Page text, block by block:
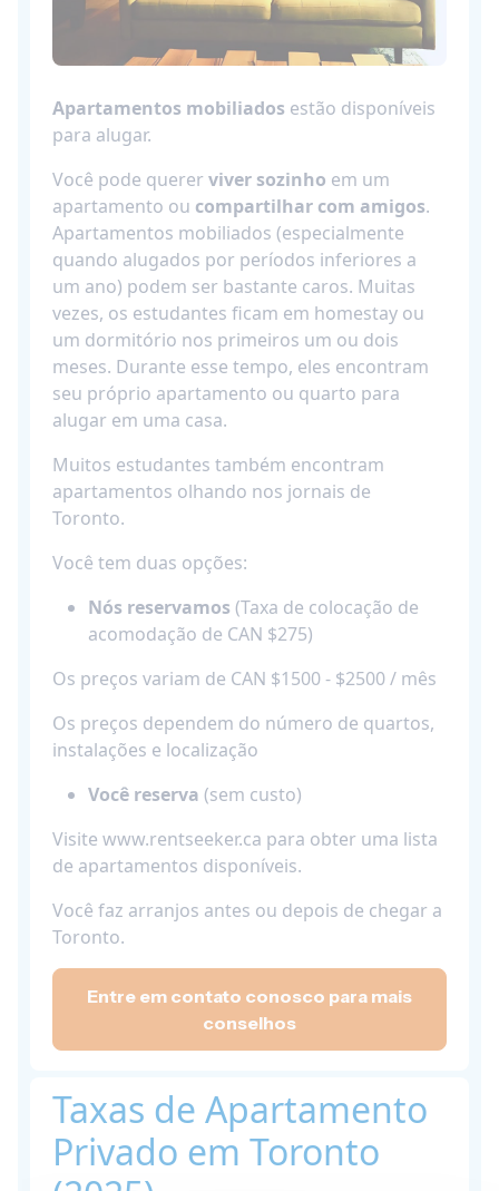
Apartamentos mobiliados estão disponíveis
para alugar.
Você pode querer viver sozinho em um
apartamento ou compartilhar com amigos.
Apartamentos mobiliados (especialmente
quando alugados por períodos inferiores a
um ano) podem ser bastante caros. Muitas
vezes, os estudantes ficam em homestay ou
um dormitório nos primeiros um ou dois
meses. Durante esse tempo, eles encontram
seu próprio apartamento ou quarto para
alugar em uma casa.
Muitos estudantes também encontram
apartamentos olhando nos jornais de
Toronto.
Você tem duas opções:
Nós reservamos (Taxa de colocação de
acomodação de CAN $275)
Os preços variam de CAN $1500 - $2500 / mês
Os preços dependem do número de quartos,
instalações e localização
Você reserva (sem custo)
Visite www.rentseeker.ca para obter uma lista
de apartamentos disponíveis.
Você faz arranjos antes ou depois de chegar a
Toronto.
Entre em contato conosco para mais
conselhos
Taxas de Apartamento
Privado em Toronto